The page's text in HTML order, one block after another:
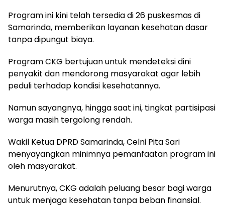
Program ini kini telah tersedia di 26 puskesmas di
Samarinda, memberikan layanan kesehatan dasar
tanpa dipungut biaya.
Program CKG bertujuan untuk mendeteksi dini
penyakit dan mendorong masyarakat agar lebih
peduli terhadap kondisi kesehatannya.
Namun sayangnya, hingga saat ini, tingkat partisipasi
warga masih tergolong rendah.
Wakil Ketua DPRD Samarinda, Celni Pita Sari
menyayangkan minimnya pemanfaatan program ini
oleh masyarakat.
Menurutnya, CKG adalah peluang besar bagi warga
untuk menjaga kesehatan tanpa beban finansial.